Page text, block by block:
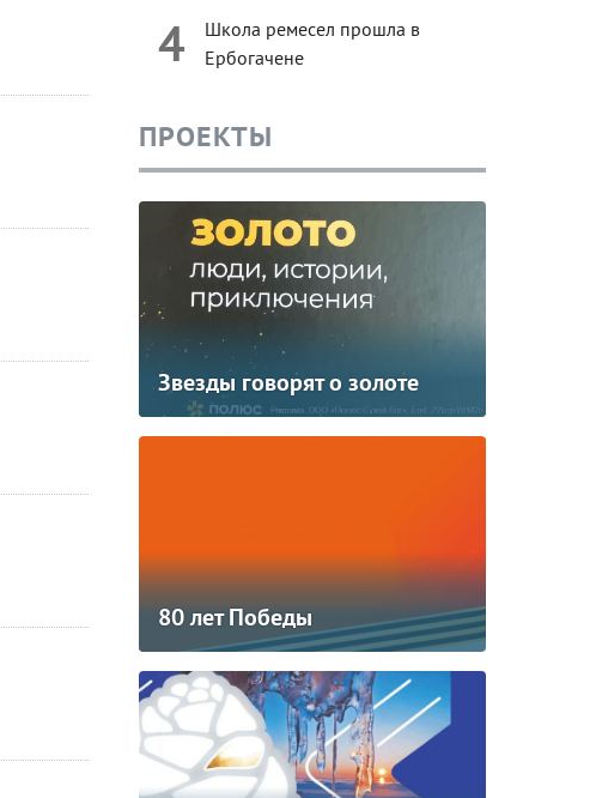
4
Школа ремесел прошла в
Ербогачене
ПРОЕКТЫ
Звезды говорят о золоте
80 лет Победы